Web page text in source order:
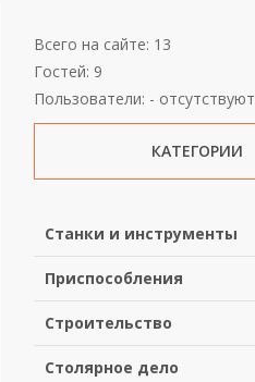
Всего на сайте: 13
Гостей: 9
Пользователи: - отсутствуют
КАТЕГОРИИ
Станки и инструменты
Приспособления
Строительство
Столярное дело